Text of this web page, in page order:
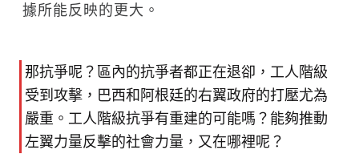
據所能反映的更大。
那抗爭呢？區內的抗爭者都正在退卻，工人階級
受到攻擊，巴西和阿根廷的右翼政府的打壓尤為
嚴重。工人階級抗爭有重建的可能嗎？能夠推動
左翼力量反擊的社會力量，又在哪裡呢？